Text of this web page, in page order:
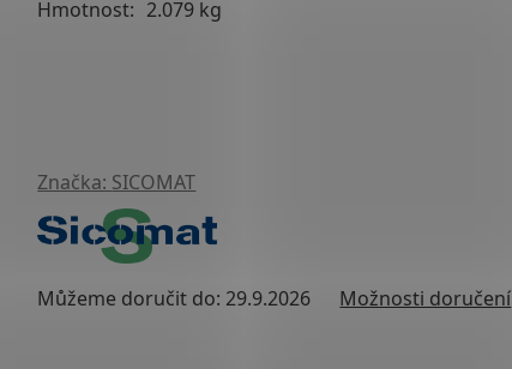
Značka: SICOMAT
Můžeme doručit do: 29.9.2026 Možnosti doručení
Hmotnost: 2.079 kg